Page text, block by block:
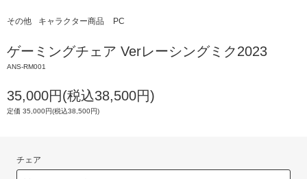
その他 キャラクター商品 PC
ゲーミングチェア Verレーシングミク2023
ANS-RM001
35,000円(税込38,500円)
定価 35,000円(税込38,500円)
チェア